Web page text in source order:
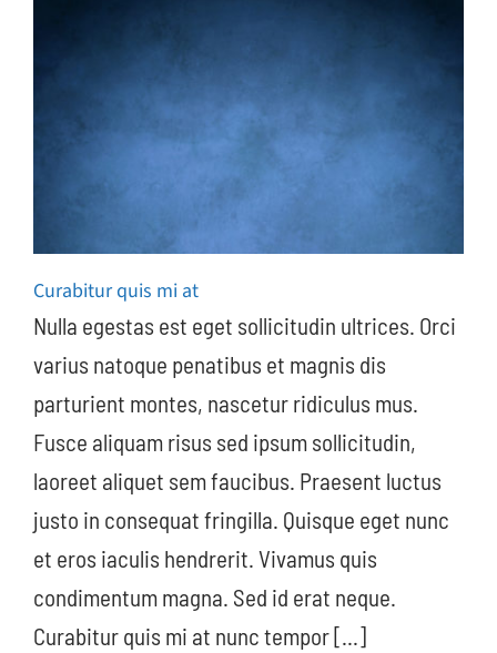
Curabitur quis mi at
Nulla egestas est eget sollicitudin ultrices. Orci
varius natoque penatibus et magnis dis
parturient montes, nascetur ridiculus mus.
Fusce aliquam risus sed ipsum sollicitudin,
laoreet aliquet sem faucibus. Praesent luctus
justo in consequat fringilla. Quisque eget nunc
et eros iaculis hendrerit. Vivamus quis
condimentum magna. Sed id erat neque.
Curabitur quis mi at nunc tempor [...]